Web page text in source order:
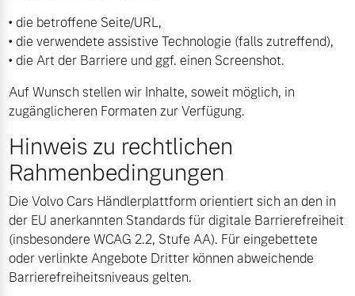
• die betroffene Seite/URL,
• die verwendete assistive Technologie (falls zutreffend),
• die Art der Barriere und ggf. einen Screenshot.
Auf Wunsch stellen wir Inhalte, soweit möglich, in
zugänglicheren Formaten zur Verfügung.
Hinweis zu rechtlichen
Rahmenbedingungen
Die Volvo Cars Händlerplattform orientiert sich an den in
der EU anerkannten Standards für digitale Barrierefreiheit
(insbesondere WCAG 2.2, Stufe AA). Für eingebettete
oder verlinkte Angebote Dritter können abweichende
Barrierefreiheitsniveaus gelten.